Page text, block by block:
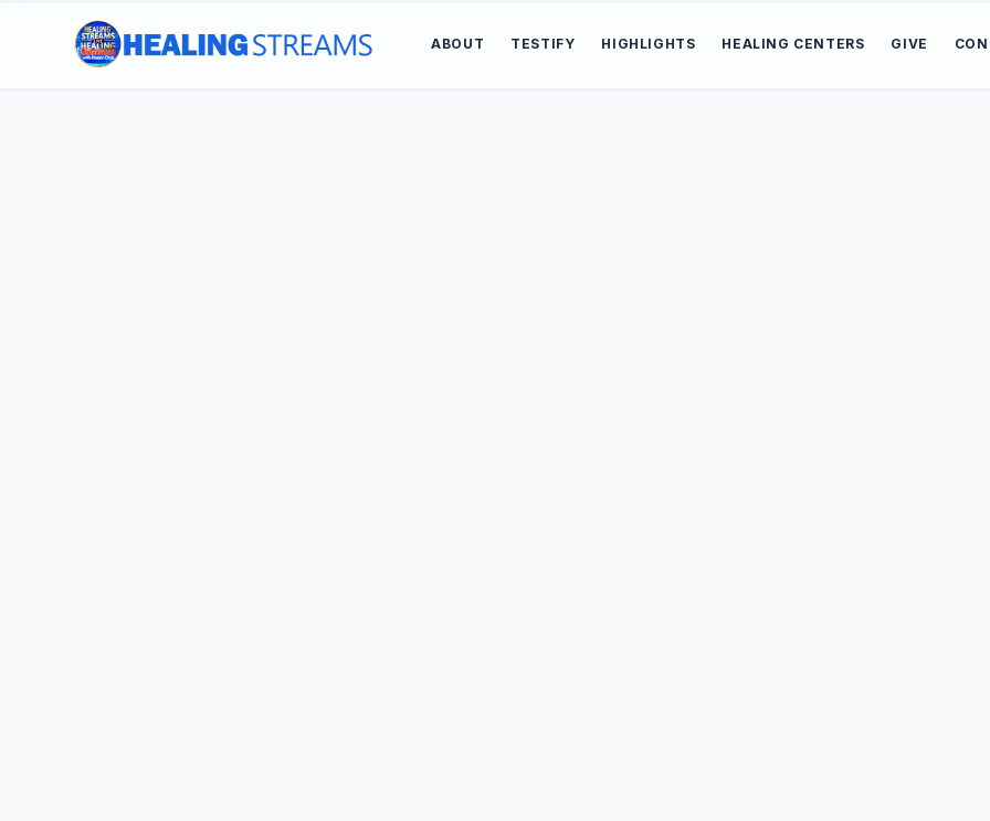
ABOUT TESTIFY HIGHLIGHTS HEALING CENTERS GIVE